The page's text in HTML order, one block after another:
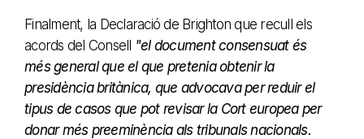
Finalment, la Declaració de Brighton que recull els
acords del Consell "el document consensuat és
més general que el que pretenia obtenir la
presidència britànica, que advocava per reduir el
tipus de casos que pot revisar la Cort europea per
donar més preeminència als tribunals nacionals.